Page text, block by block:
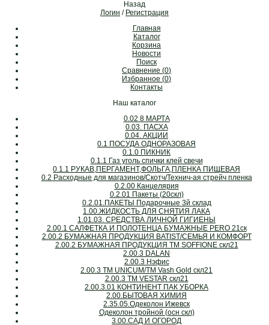
Назад
Логин / Регистрация
Главная
Каталог
Корзина
Новости
Поиск
Сравнение (0)
Избранное (0)
Контакты
Наш каталог
0.02 8 МАРТА
0.03. ПАСХА
0.04. АКЦИИ
0.1 ПОСУДА ОДНОРАЗОВАЯ
0.1.0 ПИКНИК
0.1.1 Газ уголь спички клей свечи
0.1.1 РУКАВ,ПЕРГАМЕНТ,ФОЛЬГА,ПЛЕНКА ПИЩЕВАЯ
0.2 Расходные для магазинов/Скотч/Технич-ая стрейч пленка
0.2.00 Канцелярия
0.2.01 Пакеты (20скл)
0.2.01.ПАКЕТЫ Подарочные 3й склад
1.00.ЖИДКОСТЬ ДЛЯ СНЯТИЯ ЛАКА
1.01.03. СРЕДСТВА ЛИЧНОЙ ГИГИЕНЫ
2.00.1 САЛФЕТКА И ПОЛОТЕНЦА БУМАЖНЫЕ PERO 21ск
2.00.2 БУМАЖНАЯ ПРОДУКЦИЯ BATIST/СЕМЬЯ И КОМФОРТ
2.00.2 БУМАЖНАЯ ПРОДУКЦИЯ ТМ SOFFIONE скл21
2.00.3 DALAN
2.00.3 Нэфис
2.00.3 ТМ UNICUM/ТМ Vash Gold скл21
2.00.3 ТМ VESTAR скл21
2.00.3.01 КОНТИНЕНТ ПАК УБОРКА
2.00.БЫТОВАЯ ХИМИЯ
2.35.05.Одеколон Ижевск
Одеколон тройной (осн скл)
3.00.САД И ОГОРОД